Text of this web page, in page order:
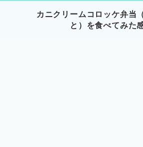
カニクリームコロッケ弁当
と）を食べてみた